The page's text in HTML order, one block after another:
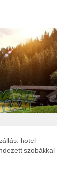
hotel
szobákkal